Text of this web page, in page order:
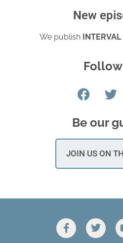
New
We publish INTERVAL
Be our
JOIN US ON